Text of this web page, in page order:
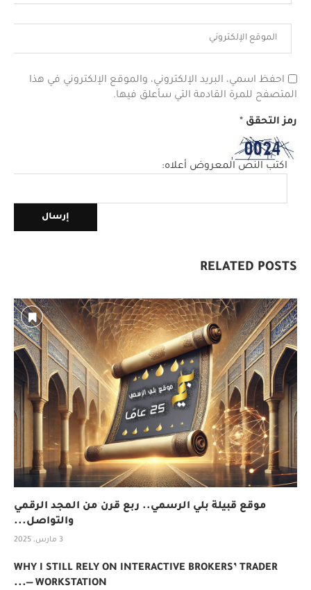
احفظ اسمي، البريد الإلكتروني، والموقع الإلكتروني في هذا
المتصفح للمرة القادمة التي سأعلق فيها.
رمز التحقق *
اكتب النص المعروض أعلاه:
RELATED POSTS
موقع قبيلة بلي الرسمي.. ربع قرن من المجد الرقمي
والتواصل...
3 مارس، 2025
WHY I STILL RELY ON INTERACTIVE BROKERS’ TRADER
WORKSTATION —...